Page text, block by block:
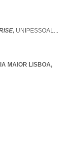
UNIPESSOAL...
MAIOR LISBOA,